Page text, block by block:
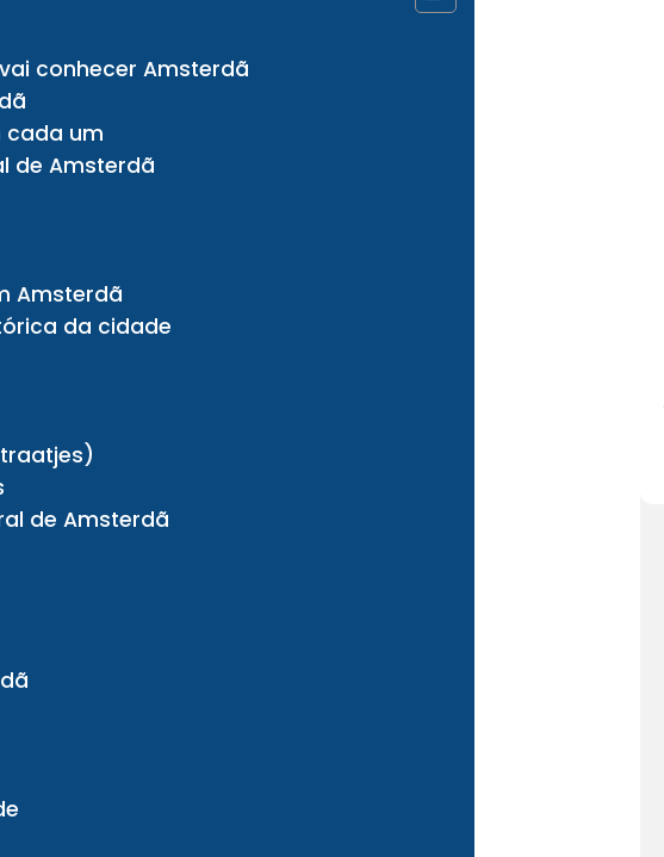
conhecer Amsterdã
cada um
de Amsterdã
Amsterdã
da cidade
de Amsterdã